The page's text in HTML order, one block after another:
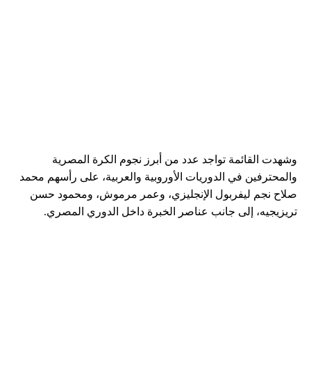
وشهدت القائمة تواجد عدد من أبرز نجوم الكرة المصرية
والمحترفين في الدوريات الأوروبية والعربية، على رأسهم محمد
صلاح نجم ليفربول الإنجليزي، وعمر مرموش، ومحمود حسن
تريزيجيه، إلى جانب عناصر الخبرة داخل الدوري المصري.